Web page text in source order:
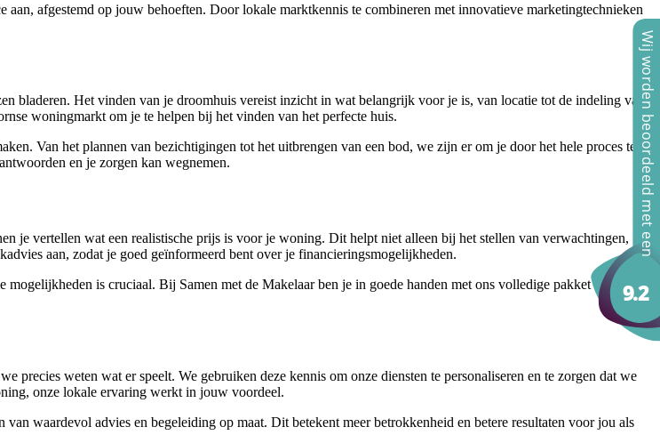
afgestemd op jouw behoeften. Door lokale marktkennis te combineren met innovatieve marketingtechnieken
bladeren. Het vinden van je droomhuis vereist inzicht in wat belangrijk voor je is, van locatie tot de indeling van
woningmarkt om je te helpen bij het vinden van het perfecte huis.
Van het plannen van bezichtigingen tot het uitbrengen van een bod, we zijn er om je door het hele proces te
en je zorgen kan wegnemen.
je vertellen wat een realistische prijs is voor je woning. Dit helpt niet alleen bij het stellen van verwachtingen,
aan, zodat je goed geïnformeerd bent over je financieringsmogelijkheden.
is cruciaal. Bij Samen met de Makelaar ben je in goede handen met ons volledige pakket aan
weten wat er speelt. We gebruiken deze kennis om onze diensten te personaliseren en te zorgen dat we
onze lokale ervaring werkt in jouw voordeel.
waardevol advies en begeleiding op maat. Dit betekent meer betrokkenheid en betere resultaten voor jou als